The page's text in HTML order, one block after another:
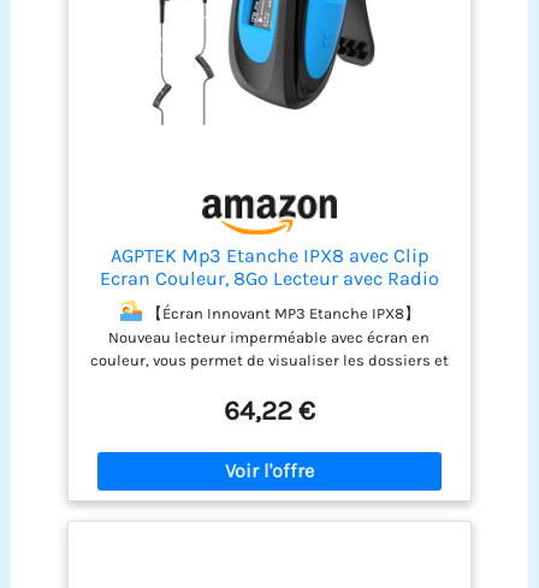
AGPTEK Mp3 Etanche IPX8 avec Clip
Ecran Couleur, 8Go Lecteur avec Radio
【Écran Innovant MP3 Etanche IPX8】
Nouveau lecteur imperméable avec écran en
couleur, vous permet de visualiser les dossiers et
aléatoire/répéter ce qui facilite la sélection de
votre chanson préférée. MP3 parfait pour les
activités nautiques, la course, le surf, la natation
【Petit Lecteur Fonction Améliorée】
Soutenir ces fonctions: Musique, Radio FM,
Dossier, Paramètres, Répétition A-B, Affichage des
64,22 €